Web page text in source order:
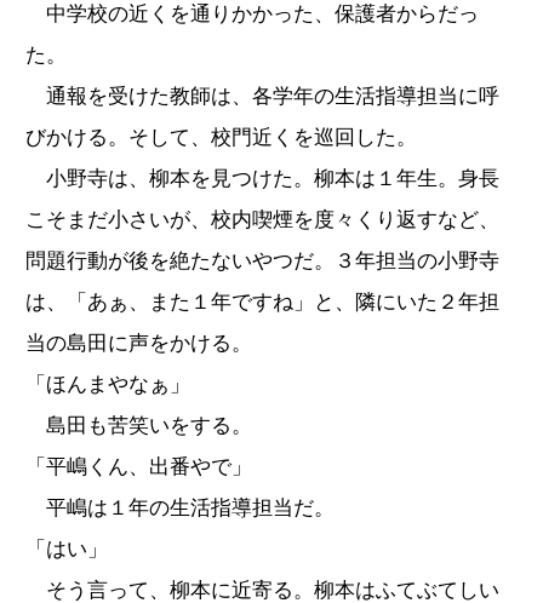
中学校の近くを通りかかった、保護者からだっ
た。
通報を受けた教師は、各学年の生活指導担当に呼
びかける。そして、校門近くを巡回した。
小野寺は、柳本を見つけた。柳本は１年生。身長
こそまだ小さいが、校内喫煙を度々くり返すなど、
問題行動が後を絶たないやつだ。３年担当の小野寺
は、「あぁ、また１年ですね」と、隣にいた２年担
当の島田に声をかける。
「ほんまやなぁ」
島田も苦笑いをする。
「平嶋くん、出番やで」
平嶋は１年の生活指導担当だ。
「はい」
そう言って、柳本に近寄る。柳本はふてぶてしい